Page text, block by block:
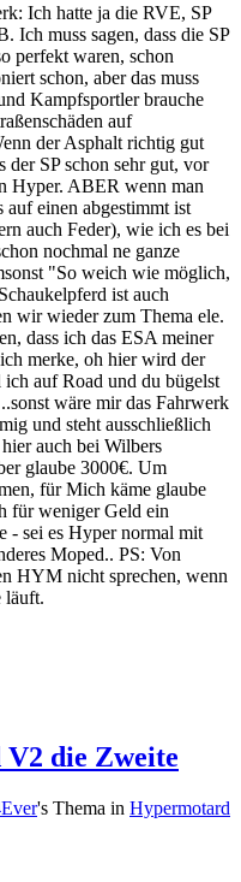
Ich hatte ja die RVE, SP
Ich muss sagen, dass die SP
perfekt waren, schon
schon, aber das muss
Kampfsportler brauche
auf
der Asphalt richtig gut
der SP schon sehr gut, vor
Hyper. ABER wenn man
einen abgestimmt ist
auch Feder), wie ich es bei
nochmal ne ganze
"So weich wie möglich,
ist auch
wir wieder zum Thema ele.
dass ich das ESA meiner
merke, oh hier wird der
auf Road und du bügelst
wäre mir das Fahrwerk
und steht ausschließlich
auch bei Wilbers
glaube 3000€. Um
für Mich käme glaube
für weniger Geld ein
- sei es Hyper normal mit
Moped.. PS: Von
HYM nicht sprechen, wenn
läuft.
die Zweite
's Thema in Hypermotard